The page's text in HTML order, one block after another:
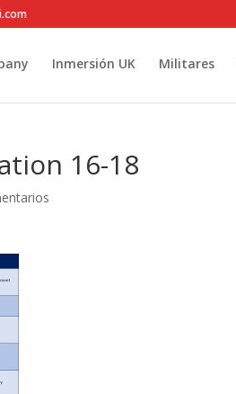
Inmersión UK Militares
16-18